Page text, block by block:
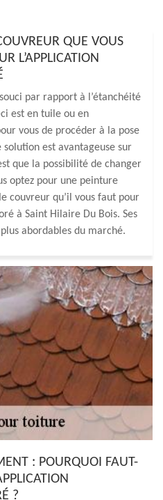
QUE VOUS
L’APPLICATION
par rapport à l’étanchéité
est en tuile ou en
vous de procéder à la pose
est avantageuse sur
que la possibilité de changer
optez pour une peinture
couvreur qu’il vous faut pour
à Saint Hilaire Du Bois. Ses
abordables du marché.
: POURQUOI FAUT-
?